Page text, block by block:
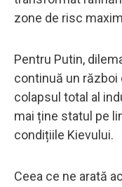
zone de risc
Pentru Putin,
continuă un război
colapsul total al
mai ține statul pe
condițiile Kievului.
Ceea ce ne arată